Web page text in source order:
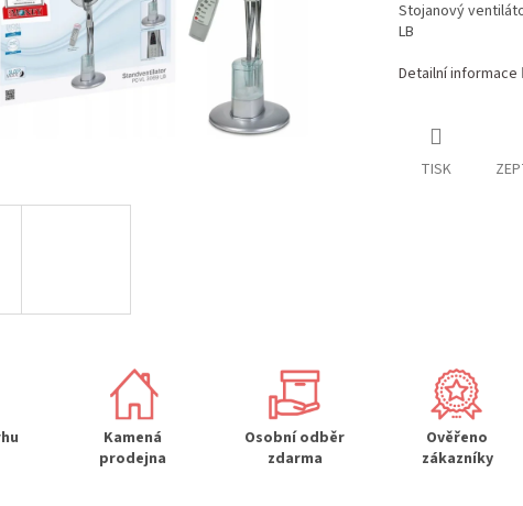
Stojanový
LB
Detailní informace
TISK
Kamená
prodejna
Osobní odběr
zdarma
Ověřeno
zákazníky